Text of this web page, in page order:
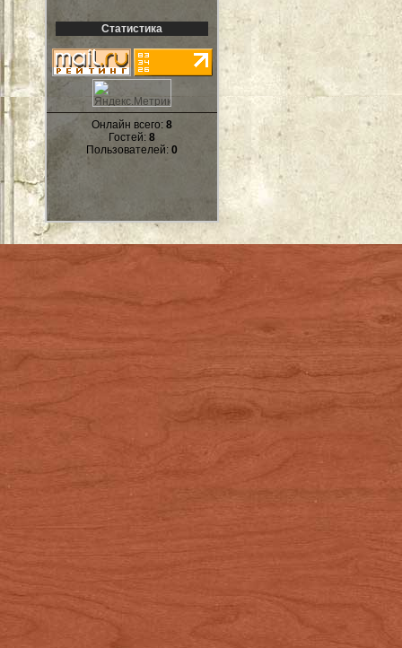
Статистика
Онлайн всего: 8
Гостей: 8
Пользователей: 0